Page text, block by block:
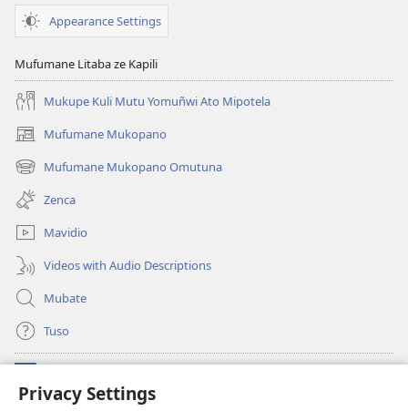
Privacy Settings
Appearance Settings
Mufumane Litaba ze Kapili
Mukupe Kuli Mutu Yomuñwi Ato Mipotela
Mufumane Mukopano
(opens
new
window)
Mufumane Mukopano Omutuna
(opens
new
window)
Zenca
Mavidio
Videos with Audio Descriptions
Mubate
Tuso
(opens
new